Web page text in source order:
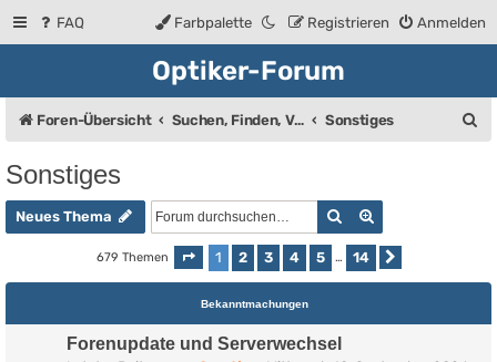
FAQ Anmelden
Registrieren
Farbpalette
Optiker-Forum
Foren-Übersicht Suchen, Finden, Verkaufsanzeigen Sonstiges
Sonstiges
Neues Thema Suche
679 Themen Seite 1von 14
1 2 3 4 5 … 14
Bekanntmachungen
Forenupdate und Serverwechsel